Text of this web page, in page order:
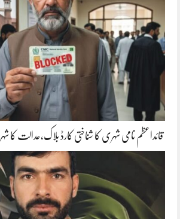
قائداعظم نامی شہری کا شناختی کارڈ بلاک،عدالت کا